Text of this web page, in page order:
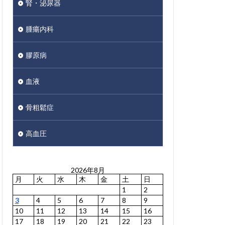
腎・泌尿器
腫瘍内科
膠原病
血液
骨粗鬆症
高血圧
2026年8月
月
火 水 木 金 土
日
1
2
3
4 5 6 7 8
9
10
11 12 13 14 15
16
17
18 19 20 21 22 23